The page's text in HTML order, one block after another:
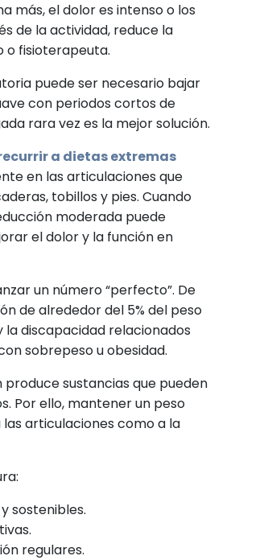
más, el dolor es intenso o los
de la actividad, reduce la
o fisioterapeuta.
puede ser necesario bajar
con periodos cortos de
rara vez es la mejor solución.
a dietas extremas
en las articulaciones que
tobillos y pies. Cuando
moderada puede
el dolor y la función en
un número “perfecto”. De
de alrededor del 5% del peso
discapacidad relacionados
sobrepeso u obesidad.
sustancias que pueden
Por ello, mantener un peso
articulaciones como a la
sostenibles.
regulares.